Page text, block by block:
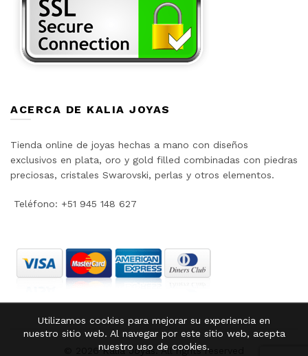
ACERCA DE KALIA JOYAS
Tienda online de joyas hechas a mano con diseños
exclusivos en plata, oro y gold filled combinadas con piedras
preciosas, cristales Swarovski, perlas y otros elementos.
Teléfono: +51 945 148 627
© 2026Kalia Joyas . All rights reserved
Utilizamos cookies para mejorar su experiencia en
nuestro sitio web. Al navegar por este sitio web, acepta
nuestro uso de cookies.